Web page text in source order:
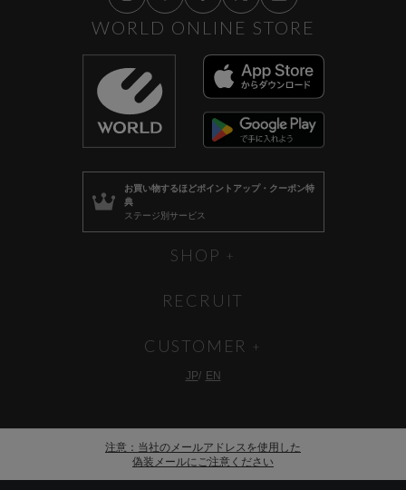
WORLD ONLINE STORE
お買い物するほどポイントアップ・クーポン特
典
ステージ別サービス
SHOP
RECRUIT
CUSTOMER
JP EN
注意：当社のメールアドレスを使用した
偽装メールにご注意ください